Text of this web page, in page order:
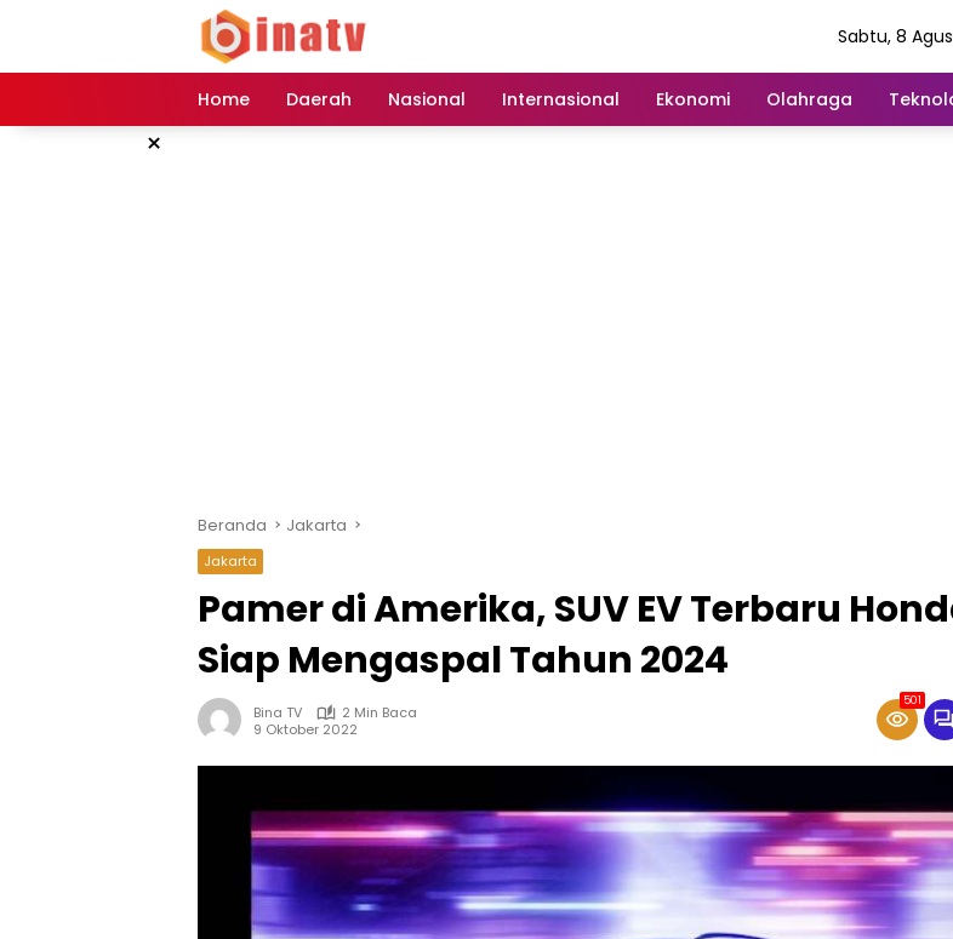
Sabtu, 8
Home Daerah Nasional Internasional Ekonomi Olahraga
×
Beranda Jakarta
Jakarta
Pamer di Amerika, SUV EV Terbaru
Siap Mengaspal Tahun 2024
Bina TV
2 Min Baca
9 Oktober 2022
501